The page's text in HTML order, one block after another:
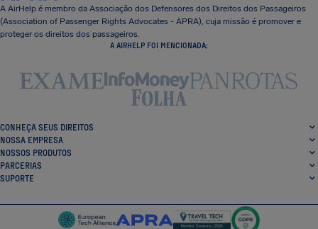
A AirHelp é membro da Associação dos Defensores dos Direitos dos Passageiros
(Association of Passenger Rights Advocates - APRA), cuja missão é promover e
proteger os direitos dos passageiros.
A AIRHELP FOI MENCIONADA:
CONHEÇA SEUS DIREITOS
NOSSA EMPRESA
NOSSOS PRODUTOS
PARCERIAS
SUPORTE